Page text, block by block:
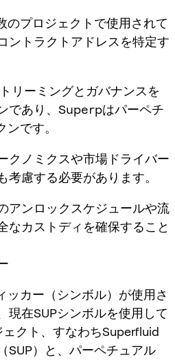
のプロジェクトで使用されて
ントラクトアドレスを特定す
リーミングとガバナンスを
であり、Superpはパーペチ
ンです。
クノミクスや市場ドライバー
考慮する必要があります。
アンロックスケジュールや流
なカストディを確保すること
ッカー（シンボル）が使用さ
現在SUPシンボルを使用して
クト、すなわちSuperfluid
SUP）と、パーペチュアル